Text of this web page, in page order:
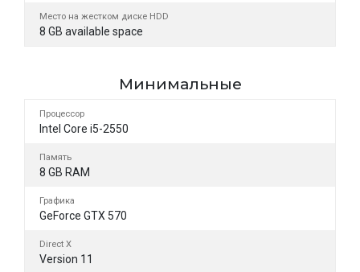
Место на жестком диске HDD
8 GB available space
Минимальные
Процессор
Intel Core i5-2550
Память
8 GB RAM
Графика
GeForce GTX 570
Direct X
Version 11